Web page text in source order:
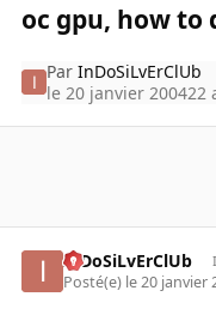
oc gpu, how to
ParInDoSiLvErClUb
le 20 janvier 200422
InDoSiLvErClUb
Posté(e) le 20 janvier